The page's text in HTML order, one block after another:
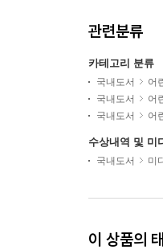
관련분류
카테고리 분류
국내도서 어
국내도서
어
국내도서
어
수상내역 및 미
국내도서 미
이 상품의